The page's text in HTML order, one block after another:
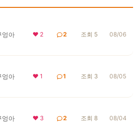
엉아 ❤ 2 2 조회 5 08/06
엉아 ❤ 1 1 조회 3 08/05
엉아 ❤ 3 2 조회 8 08/04